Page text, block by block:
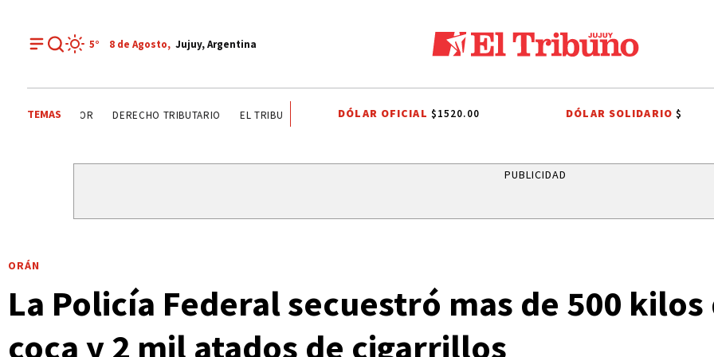
5° 8 de Agosto, Jujuy, Argentina
TEMAS DÍA DEL INGENIERO AGRÓNOMO ANALIZAN SECTOR DERECHO TRIBUTARIO EL TRIBUNO POR LOS BARRIOS ONDA ESTUDIANTIL
DÓLAR OFICIAL $1520.00 DÓLAR SOLIDARIO$
PUBLICIDAD
ORÁN
La Policía Federal secuestró mas de 500 kilos
coca y 2 mil atados de cigarrillos